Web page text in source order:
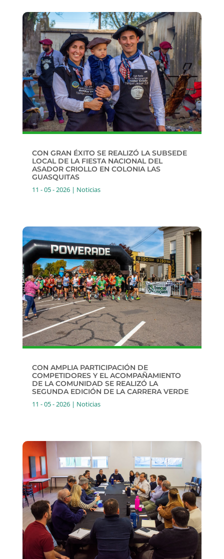
CON GRAN ÉXITO SE REALIZÓ LA SUBSEDE
LOCAL DE LA FIESTA NACIONAL DEL
ASADOR CRIOLLO EN COLONIA LAS
GUASQUITAS
11 - 05 - 2026| Noticias
CON AMPLIA PARTICIPACIÓN DE
COMPETIDORES Y EL ACOMPAÑAMIENTO
DE LA COMUNIDAD SE REALIZÓ LA
SEGUNDA EDICIÓN DE LA CARRERA VERDE
11 - 05 - 2026| Noticias